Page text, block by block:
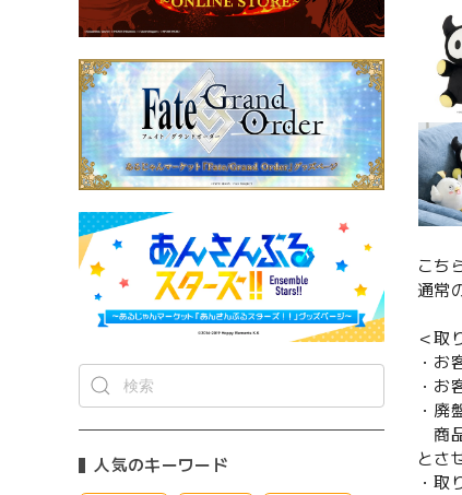
人気のキーワード
こち
通常
＜取
・お
・お
・廃
商
とさ
・取